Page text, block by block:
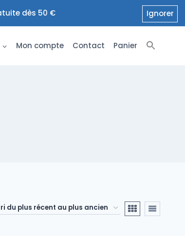
dès 50 € Ignorer
Mon compte Contact Panier